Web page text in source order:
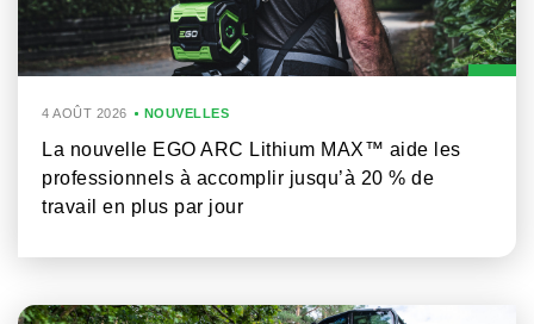
4 AOÛT 2026 NOUVELLES
La nouvelle EGO ARC Lithium MAX™ aide les
professionnels à accomplir jusqu’à 20 % de
travail en plus par jour